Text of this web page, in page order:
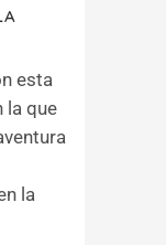
esta
la que
la